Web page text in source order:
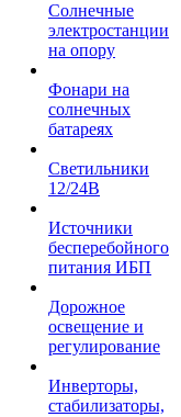
Солнечные
электростанции
на опору
Фонари на
солнечных
батареях
Светильники
12/24В
Источники
бесперебойного
питания ИБП
Дорожное
освещение и
регулирование
Инверторы,
стабилизаторы,